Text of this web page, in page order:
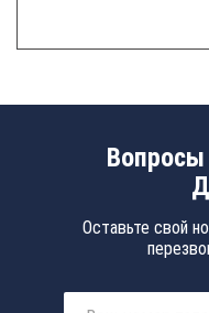
Оставьте свой